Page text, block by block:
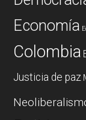
Economía
Colombia
Justicia de paz